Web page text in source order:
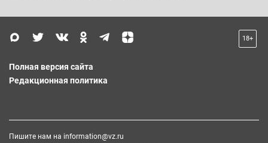
18+
Полная версия сайта
Редакционная политика
Пишите нам на information@vz.ru